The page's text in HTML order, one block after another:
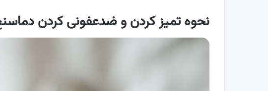
نحوه تمیز کردن و ضدعفونی کردن